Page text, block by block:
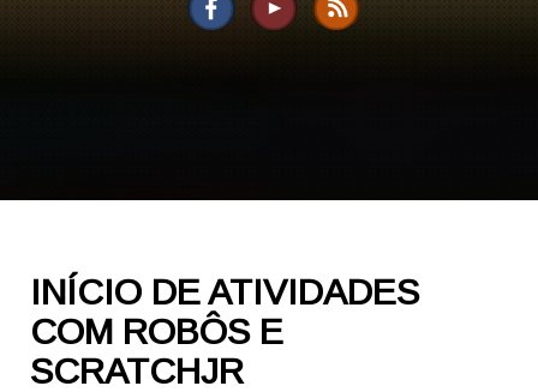
INÍCIO DE ATIVIDADES
COM ROBÔS E
SCRATCHJR